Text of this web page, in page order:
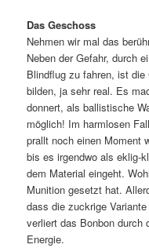
Das Geschoss
Nehmen wir mal das
Neben der Gefahr, durch
Blindflug zu fahren, ist
bilden, ja sehr real. Es
donnert, als ballistische
möglich! Im harmlosen
prallt noch einen Moment
bis es irgendwo als eklig-
dem Material eingeht.
Munition gesetzt hat.
dass die zuckrige
verliert das Bonbon durch
Energie.